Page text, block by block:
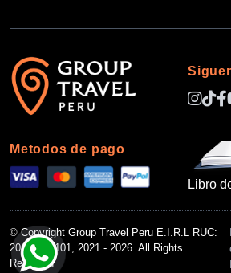
Metodos de pago
Libro
© Copyright Group Travel Peru E.I.R.L RUC:
20612853101, 2021 - 2026 All Rights
Reserved